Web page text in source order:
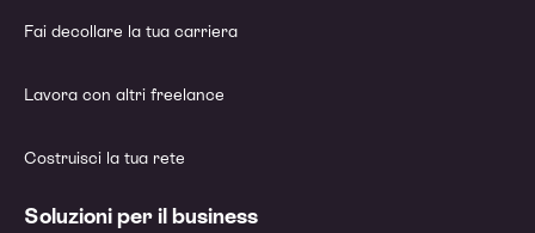
Fai decollare la tua carriera
Lavora con altri freelance
Costruisci la tua rete
Soluzioni per il business